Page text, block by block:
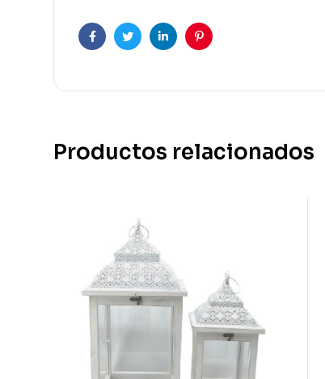
FacebookTwitterLinkedinPinterest
Productos relacionados